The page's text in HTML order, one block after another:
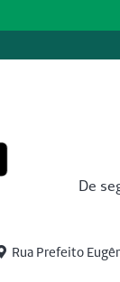
De
Rua Prefeito